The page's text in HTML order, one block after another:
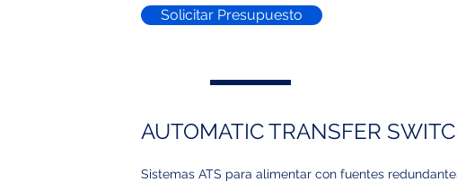
Solicitar Presupuesto
AUTOMATIC TRANSFER
Sistemas ATS para alimentar con fuentes